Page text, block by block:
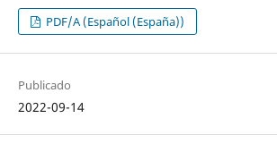
PDF/A (Español (España))
Publicado
2022-09-14